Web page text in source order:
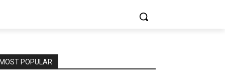
MOST POPULAR